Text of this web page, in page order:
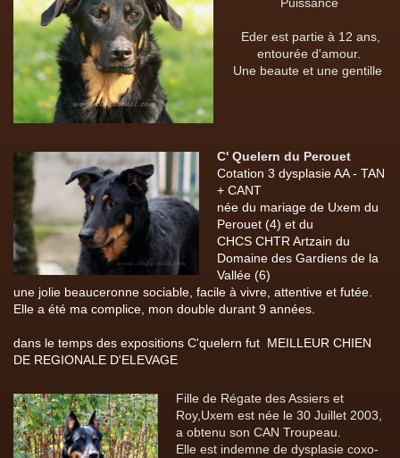
Eder est partie à 12 ans,
entourée d'amour.
Une beaute et une gentille
C' Quelern du Perouet
Cotation 3 dysplasie AA - TAN
+ CANT
née du mariage de Uxem du
Perouet (4) et du
CHCS CHTR Artzain du
Domaine des Gardiens de la
Vallée (6)
une jolie beauceronne sociable, facile à vivre, attentive et futée.
Elle a été ma complice, mon double durant 9 années.
dans le temps des expositions C'quelern fut MEILLEUR CHIEN
DE REGIONALE D'ELEVAGE
Fille de Régate des Assiers et
Roy,Uxem est née le 30 Juillet 2003,
a obtenu son CAN Troupeau.
Elle est indemne de dysplasie coxo-